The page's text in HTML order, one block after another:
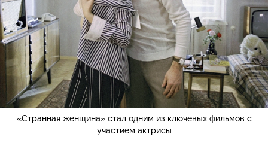
«Странная женщина» стал одним из ключевых фильмов с
участием актрисы